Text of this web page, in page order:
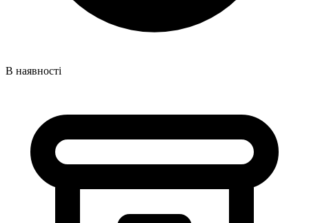
В наявності